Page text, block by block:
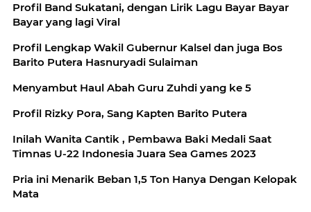
Profil Band Sukatani, dengan Lirik Lagu Bayar Bayar
Bayar yang lagi Viral
Profil Lengkap Wakil Gubernur Kalsel dan juga Bos
Barito Putera Hasnuryadi Sulaiman
Menyambut Haul Abah Guru Zuhdi yang ke 5
Profil Rizky Pora, Sang Kapten Barito Putera
Inilah Wanita Cantik , Pembawa Baki Medali Saat
Timnas U-22 Indonesia Juara Sea Games 2023
Pria ini Menarik Beban 1,5 Ton Hanya Dengan Kelopak
Mata